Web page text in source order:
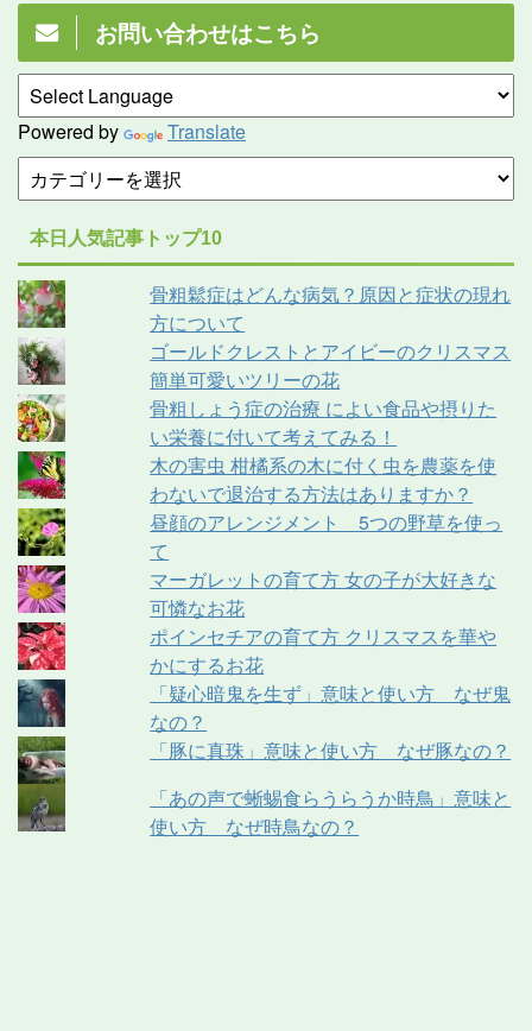
お問い合わせはこちら
Powered by Translate
本日人気記事トップ10
骨粗鬆症はどんな病気？原因と症状の現れ
方について
ゴールドクレストとアイビーのクリスマス
簡単可愛いツリーの花
骨粗しょう症の治療 によい食品や摂りた
い栄養に付いて考えてみる！
木の害虫 柑橘系の木に付く虫を農薬を使
わないで退治する方法はありますか？
昼顔のアレンジメント 5つの野草を使っ
て
マーガレットの育て方 女の子が大好きな
可憐なお花
ポインセチアの育て方 クリスマスを華や
かにするお花
「疑心暗鬼を生ず」意味と使い方 なぜ鬼
なの？
「豚に真珠」意味と使い方 なぜ豚なの？
「あの声で蜥蜴食らうらうか時鳥」意味と
使い方 なぜ時鳥なの？